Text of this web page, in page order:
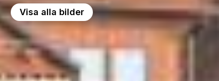
Visa alla bilder